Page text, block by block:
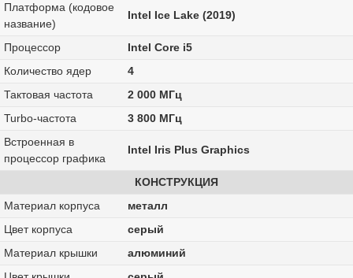
Платформа (кодовое
название)
Intel Ice Lake (2019)
Процессор
Intel Core i5
Количество ядер
4
Тактовая частота
2 000 МГц
Turbo-частота
3 800 МГц
Встроенная в
процессор графика
Intel Iris Plus Graphics
КОНСТРУКЦИЯ
Материал корпуса
металл
Цвет корпуса
серый
Материал крышки
алюминий